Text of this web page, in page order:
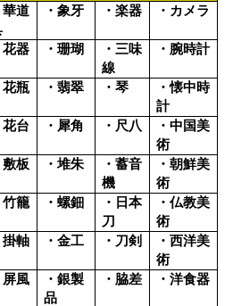
華道
・象牙 ・楽器 ・カメラ
花器 ・珊瑚
・三味
線
・腕時計
花瓶 ・翡翠 ・琴
・懐中時
計
花台 ・犀角 ・尺八
・中国美
術
敷板 ・堆朱
・蓄音
機
・朝鮮美
術
竹籠 ・螺鈿
・日本
刀
・仏教美
術
掛軸 ・金工 ・刀剣
・西洋美
術
屏風
・銀製
品
・脇差 ・洋食器